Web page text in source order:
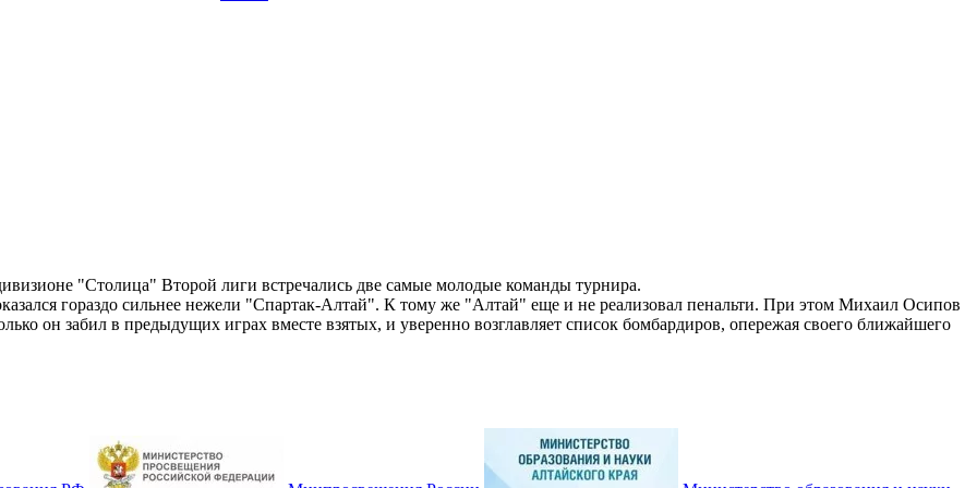
"Столица" Второй лиги встречались две самые молодые команды турнира.
гораздо сильнее нежели "Спартак-Алтай". К тому же "Алтай" еще и не реализовал пенальти. При этом Михаил Осипов
он забил в предыдущих играх вместе взятых, и уверенно возглавляет список бомбардиров, опережая своего ближайшего